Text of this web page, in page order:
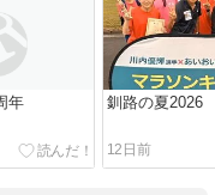
年 釧路の夏2026
12日前